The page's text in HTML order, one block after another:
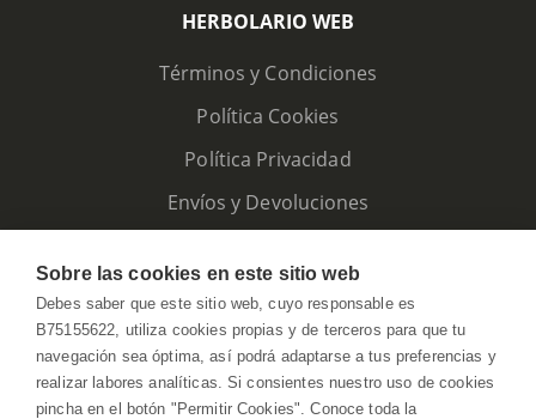
HERBOLARIO WEB
Términos y Condiciones
Política Cookies
Política Privacidad
Envíos y Devoluciones
Sobre las cookies en este sitio web
Debes saber que este sitio web, cuyo responsable es
B75155622, utiliza cookies propias y de terceros para que tu
navegación sea óptima, así podrá adaptarse a tus preferencias y
realizar labores analíticas. Si consientes nuestro uso de cookies
pincha en el botón "Permitir Cookies". Conoce toda la